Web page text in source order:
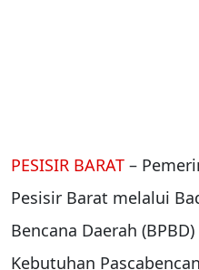
PESISIR BARAT –
Pesisir Barat melalui
Bencana Daerah
Kebutuhan